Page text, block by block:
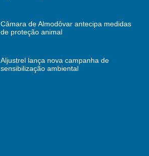
Câmara de Almodôvar antecipa medidas
de proteção animal
Aljustrel lança nova campanha de
sensibilização ambiental